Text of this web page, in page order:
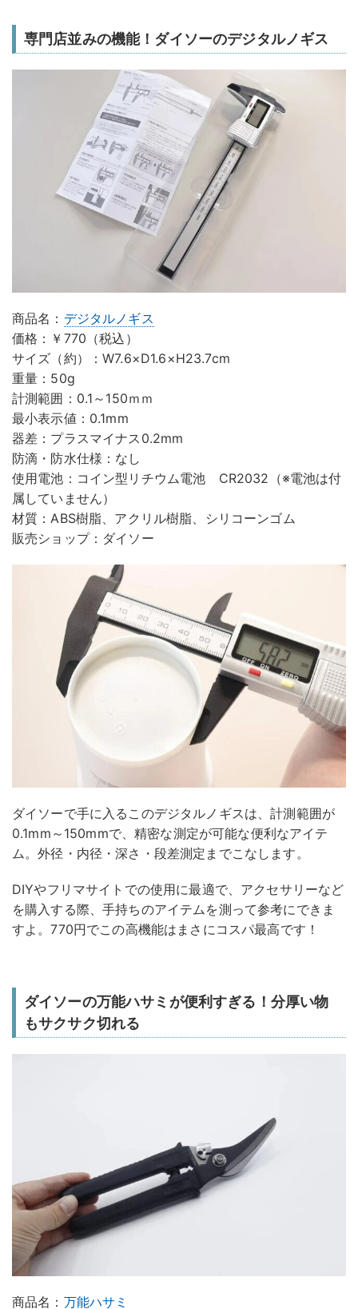
専門店並みの機能！ダイソーのデジタルノギス
商品名： デジタルノギス
価格：￥770（税込）
サイズ（約）：W7.6×D1.6×H23.7cm
重量：50g
計測範囲：0.1～150ｍｍ
最小表示値：0.1mm
器差：プラスマイナス0.2mm
防滴・防水仕様：なし
使用電池：コイン型リチウム電池 CR2032（※電池は付
属していません）
材質：ABS樹脂、アクリル樹脂、シリコーンゴム
販売ショップ：ダイソー
ダイソーで手に入るこのデジタルノギスは、計測範囲が
0.1mm～150mmで、精密な測定が可能な便利なアイテ
ム。外径・内径・深さ・段差測定までこなします。
DIYやフリマサイトでの使用に最適で、アクセサリーなど
を購入する際、手持ちのアイテムを測って参考にできま
すよ。770円でこの高機能はまさにコスパ最高です！
ダイソーの万能ハサミが便利すぎる！分厚い物
もサクサク切れる
商品名： 万能ハサミ